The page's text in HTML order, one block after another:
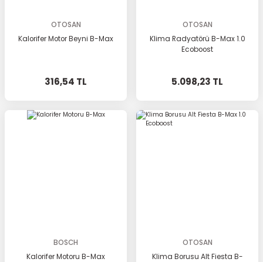
OTOSAN
Kalorifer Motor Beyni B-Max
316,54 TL
OTOSAN
Klima Radyatörü B-Max 1.0
Ecoboost
5.098,23 TL
BOSCH
Kalorifer Motoru B-Max
OTOSAN
Klima Borusu Alt Fiesta B-